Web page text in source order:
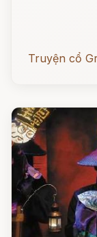
Truyện cổ